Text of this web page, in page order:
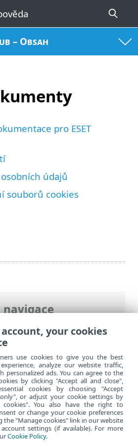
– Obsah
navigace
> ESET PROTECT
pro ESET
údajů
souborů cookies
počítač
your cookies
use cookies to give you the best
analyze our website traffic,
personalized ads. You can agree to the
by clicking "Accept all and close",
cookies by choosing "Accept
or adjust your cookie settings by
cookies". You also have the right to
or change your cookie preferences
the "Manage cookies" link in our website
settings (if available). For more
Cookie Policy.